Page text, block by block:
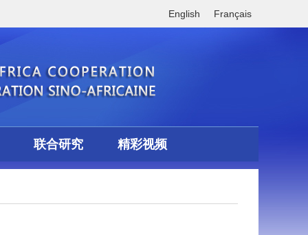
English Français
联合研究 精彩视频